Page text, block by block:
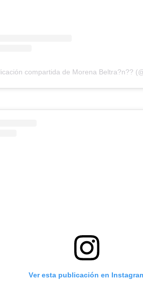
compartida de Morena Beltra?n??
Ver esta publicación en